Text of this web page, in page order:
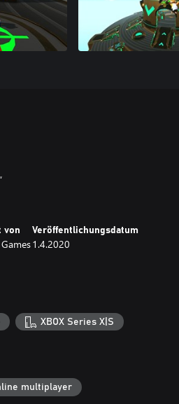
von Veröffentlichungsdatum
1.4.2020
XBOX Series X|S
multiplayer